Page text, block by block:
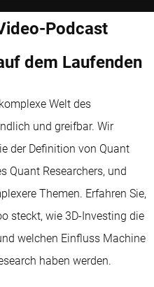
Podcast
dem Laufenden
Welt des
und greifbar. Wir
der Definition von Quant
Quant Researchers, und
Themen. Erfahren Sie,
steckt, wie 3D-Investing die
welchen Einfluss Machine
haben werden.